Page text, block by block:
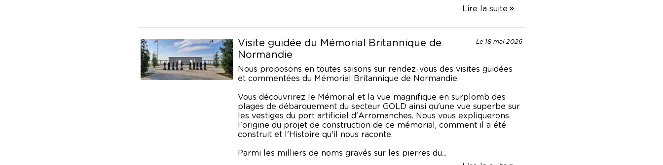
Lire la suite
Visite guidée du Mémorial Britannique de
Normandie
Le 18 mai 2026
Nous proposons en toutes saisons sur rendez-vous des visites guidées
et commentées du Mémorial Britannique de Normandie.
Vous découvrirez le Mémorial et la vue magnifique en surplomb des
plages de débarquement du secteur GOLD ainsi qu'une vue superbe sur
les vestiges du port artificiel d'Arromanches. Nous vous expliquerons
l'origine du projet de construction de ce mémorial, comment il a été
construit et l'Histoire qu'il nous raconte.
Parmi les milliers de noms gravés sur les pierres du...